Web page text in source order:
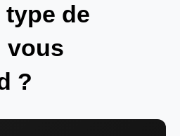
type de
vous
?